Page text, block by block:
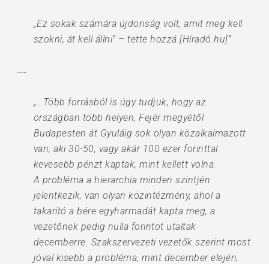
„Ez sokak számára újdonság volt, amit meg kell
szokni, át kell állni” – tette hozzá.[Híradó.hu]”
—-
„…Több forrásból is úgy tudjuk, hogy az
országban több helyen, Fejér megyétől
Budapesten át Gyuláig sok olyan közalkalmazott
van, aki 30-50, vagy akár 100 ezer forinttal
kevesebb pénzt kaptak, mint kellett volna.
A probléma a hierarchia minden szintjén
jelentkezik, van olyan közintézmény, ahol a
takarító a bére egyharmadát kapta meg, a
vezetőnek pedig nulla forintot utaltak
decemberre. Szakszervezeti vezetők szerint most
jóval kisebb a probléma, mint december elején,